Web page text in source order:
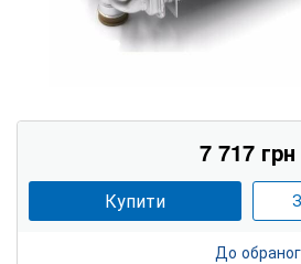
7 717 грн
Купити
До